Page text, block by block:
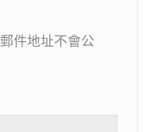
件地址不會公